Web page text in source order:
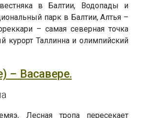
в Балтии, Водопады и
парк в Балтии, Алтья –
– самая северная точка
курорт Таллинна и олимпийский
– Васавере.
Лесная тропа пересекает